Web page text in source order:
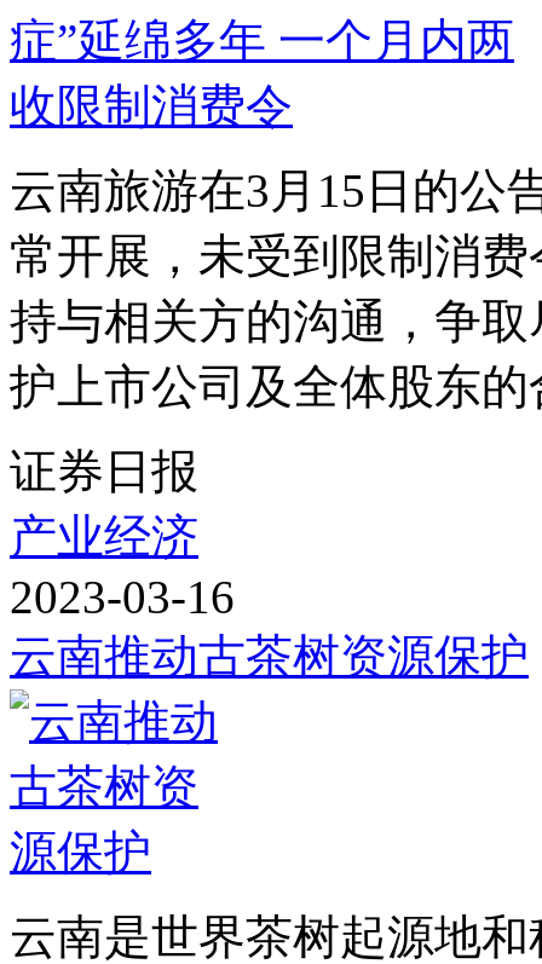
云南旅游在3月15日的公
常开展，未受到限制消
持与相关方的沟通，争
护上市公司及全体股东
证券日报
产业经济
2023-03-16
云南推动古茶树资源保护
云南是世界茶树起源地